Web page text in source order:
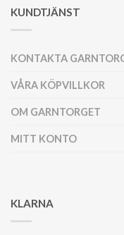
KUNDTJÄNST
KONTAKTA
VÅRA KÖPVILLKOR
OM GARNTORGET
MITT KONTO
KLARNA